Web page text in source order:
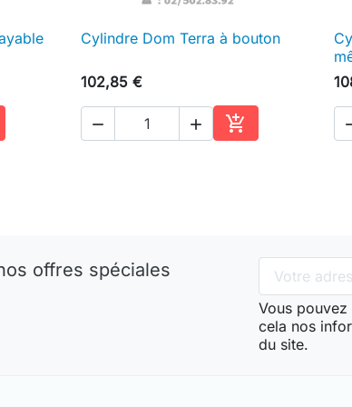
au panier
 Aperçu rapide
Cylindre Dom Terra à bouton
102,85 €
  
Ajouter au panier
offres spéciales
Vous
cela nos
du site.